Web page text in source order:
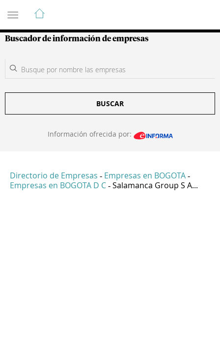
Guía de Empresas Colombianas
Buscador de información de empresas
BUSCAR
Información ofrecida por:
Directorio de Empresas - Empresas en BOGOTA -
Empresas en BOGOTA D C - Salamanca Group S A...